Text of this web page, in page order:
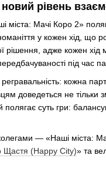
рівень
міста: Мачі Коро 2»
у кожен хід,
рішення, адже кожен хід
під час
кожна
доведеться не тільки
полягає суть гри:
— «Наші міста:
Щастя (Happy City)» та